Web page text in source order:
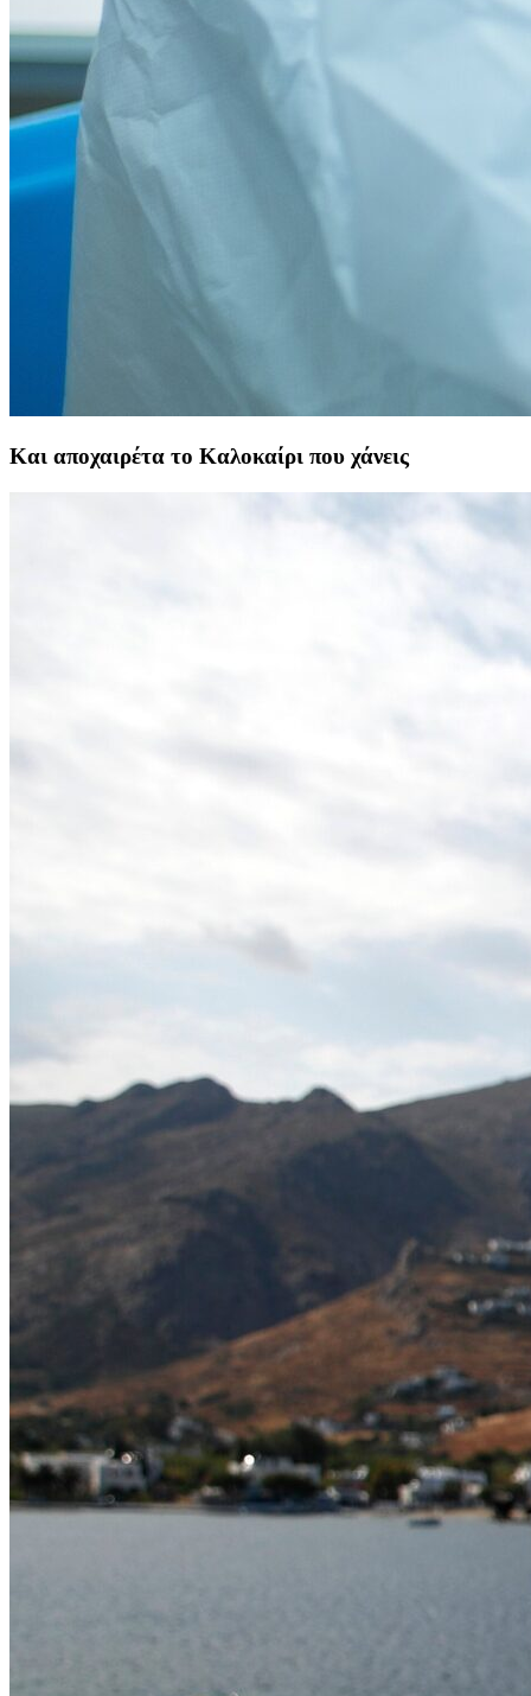
Και αποχαιρέτα το Καλοκαίρι που χάνεις